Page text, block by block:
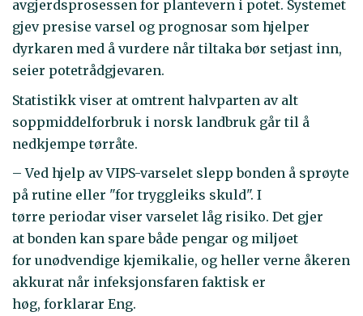
avgjerdsprosessen for plantevern i potet. Systemet
gjev presise varsel og prognosar som hjelper
dyrkaren med å vurdere når tiltaka bør setjast inn,
seier potetrådgjevaren.
Statistikk viser at omtrent halvparten av alt
soppmiddelforbruk i norsk landbruk går til å
nedkjempe tørråte.
– Ved hjelp av VIPS-varselet slepp bonden å sprøyte
på rutine eller "for tryggleiks skuld". I
tørre periodar viser varselet låg risiko. Det gjer
at bonden kan spare både pengar og miljøet
for unødvendige kjemikalie, og heller verne åkeren
akkurat når infeksjonsfaren faktisk er
høg, forklarar Eng.